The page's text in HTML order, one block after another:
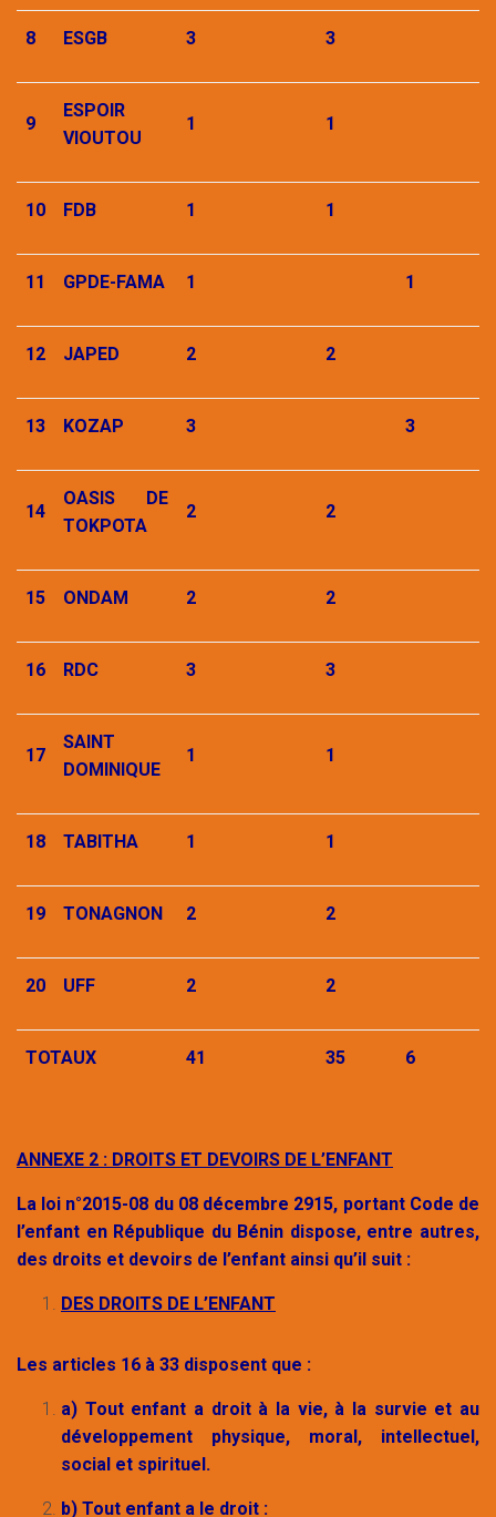
8 ESGB 3 3
9
ESPOIR
VIOUTOU
1 1
10 FDB 1 1
11 GPDE-FAMA 1 1
12 JAPED 2 2
13 KOZAP 3 3
14
OASIS DE
TOKPOTA
2 2
15 ONDAM 2 2
16 RDC 3 3
17
SAINT
DOMINIQUE
1 1
18 TABITHA 1 1
19 TONAGNON 2 2
20 UFF 2 2
TOTAUX 41 35 6
ANNEXE 2 : DROITS ET DEVOIRS DE L’ENFANT
La loi n°2015-08 du 08 décembre 2915, portant Code de
l’enfant en République du Bénin dispose, entre autres,
des droits et devoirs de l’enfant ainsi qu’il suit :
DES DROITS DE L’ENFANT
Les articles 16 à 33 disposent que :
a) Tout enfant a droit à la vie, à la survie et au
développement physique, moral, intellectuel,
social et spirituel.
b) Tout enfant a le droit :